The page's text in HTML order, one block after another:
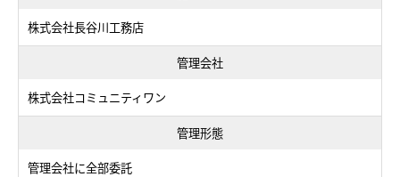
株式会社長谷川工務店
管理会社
株式会社コミュニティワン
管理形態
管理会社に全部委託